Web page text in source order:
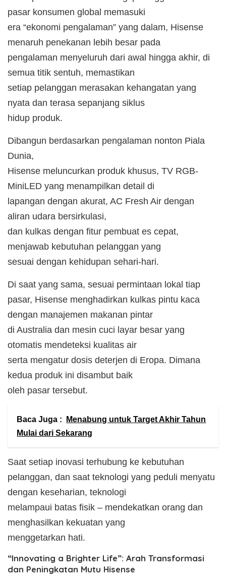
pasar konsumen global memasuki
era “ekonomi pengalaman” yang dalam, Hisense
menaruh penekanan lebih besar pada
pengalaman menyeluruh dari awal hingga akhir, di
semua titik sentuh, memastikan
setiap pelanggan merasakan kehangatan yang
nyata dan terasa sepanjang siklus
hidup produk.
Dibangun berdasarkan pengalaman nonton Piala
Dunia,
Hisense meluncurkan produk khusus, TV RGB-
MiniLED yang menampilkan detail di
lapangan dengan akurat, AC Fresh Air dengan
aliran udara bersirkulasi,
dan kulkas dengan fitur pembuat es cepat,
menjawab kebutuhan pelanggan yang
sesuai dengan kehidupan sehari-hari.
Di saat yang sama, sesuai permintaan lokal tiap
pasar, Hisense menghadirkan kulkas pintu kaca
dengan manajemen makanan pintar
di Australia dan mesin cuci layar besar yang
otomatis mendeteksi kualitas air
serta mengatur dosis deterjen di Eropa. Dimana
kedua produk ini disambut baik
oleh pasar tersebut.
Baca Juga :
Menabung untuk Target Akhir Tahun
Mulai dari Sekarang
Saat setiap inovasi terhubung ke kebutuhan
pelanggan, dan saat teknologi yang peduli menyatu
dengan keseharian, teknologi
melampaui batas fisik – mendekatkan orang dan
menghasilkan kekuatan yang
menggetarkan hati.
“Innovating a Brighter Life”: Arah Transformasi
dan Peningkatan Mutu Hisense